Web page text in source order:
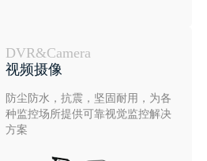
DVR&Camera
视频摄像
防尘防水，抗震，坚固耐用，为各
种监控场所提供可靠视觉监控解决
方案